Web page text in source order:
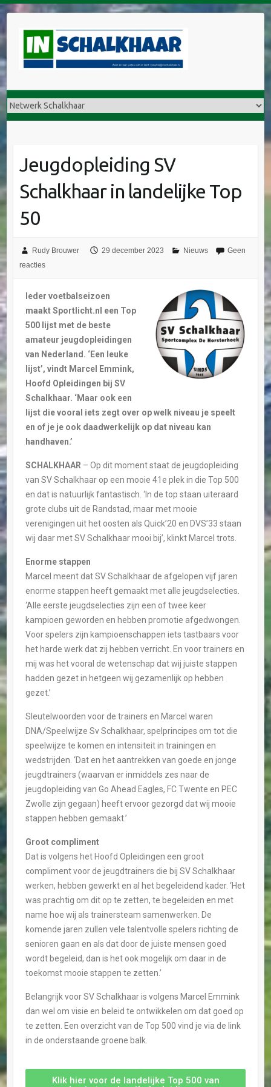
Jeugdopleiding SV
Schalkhaar in landelijke Top
50
Rudy Brouwer 29 december 2023 Nieuws
Geen
reacties
Ieder voetbalseizoen
maakt Sportlicht.nl een Top
500 lijst met de beste
amateur jeugdopleidingen
van Nederland. ‘Een leuke
lijst’, vindt Marcel Emmink,
Hoofd Opleidingen bij SV
Schalkhaar. ‘Maar ook een
lijst die vooral iets zegt over op welk niveau je speelt
en of je je ook daadwerkelijk op dat niveau kan
handhaven.’
SCHALKHAAR – Op dit moment staat de jeugdopleiding
van SV Schalkhaar op een mooie 41e plek in die Top 500
en dat is natuurlijk fantastisch. ‘In de top staan uiteraard
grote clubs uit de Randstad, maar met mooie
verenigingen uit het oosten als Quick’20 en DVS’33 staan
wij daar met SV Schalkhaar mooi bij’, klinkt Marcel trots.
Enorme stappen
Marcel meent dat SV Schalkhaar de afgelopen vijf jaren
enorme stappen heeft gemaakt met alle jeugdselecties.
‘Alle eerste jeugdselecties zijn een of twee keer
kampioen geworden en hebben promotie afgedwongen.
Voor spelers zijn kampioenschappen iets tastbaars voor
het harde werk dat zij hebben verricht. En voor trainers en
mij was het vooral de wetenschap dat wij juiste stappen
hadden gezet in hetgeen wij gezamenlijk op hebben
gezet.’
Sleutelwoorden voor de trainers en Marcel waren
DNA/Speelwijze Sv Schalkhaar, spelprincipes om tot die
speelwijze te komen en intensiteit in trainingen en
wedstrijden. ‘Dat en het aantrekken van goede en jonge
jeugdtrainers (waarvan er inmiddels zes naar de
jeugdopleiding van Go Ahead Eagles, FC Twente en PEC
Zwolle zijn gegaan) heeft ervoor gezorgd dat wij mooie
stappen hebben gemaakt.’
Groot compliment
Dat is volgens het Hoofd Opleidingen een groot
compliment voor de jeugdtrainers die bij SV Schalkhaar
werken, hebben gewerkt en al het begeleidend kader. ‘Het
was prachtig om dit op te zetten, te begeleiden en met
name hoe wij als trainersteam samenwerken. De
komende jaren zullen vele talentvolle spelers richting de
senioren gaan en als dat door de juiste mensen goed
wordt begeleid, dan is het ook mogelijk om daar in de
toekomst mooie stappen te zetten.’
Belangrijk voor SV Schalkhaar is volgens Marcel Emmink
dan wel om visie en beleid te ontwikkelen om dat goed op
te zetten. Een overzicht van de Top 500 vind je via de link
in de onderstaande groene balk.
Klik hier voor de landelijke Top 500 van